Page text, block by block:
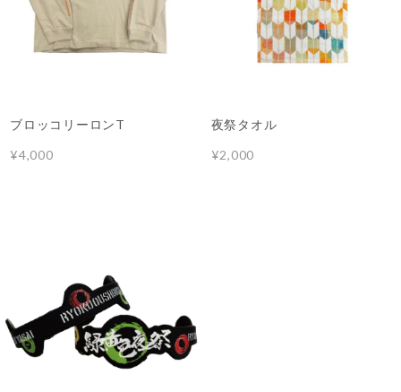
ブロッコリーロンT
¥4,000
夜祭タオル
¥2,000